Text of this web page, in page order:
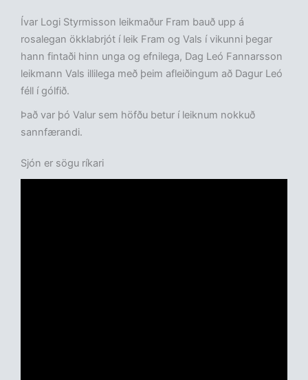
Ívar Logi Styrmisson leikmaður Fram bauð upp á
rosalegan ökklabrjót í leik Fram og Vals í vikunni þegar
hann fintaði hinn unga og efnilega, Dag Leó Fannarsson
leikmann Vals illilega með þeim afleiðingum að Dagur Leó
féll í gólfið.
Það var þó Valur sem höfðu betur í leiknum nokkuð
sannfærandi.
Sjón er sögu ríkari